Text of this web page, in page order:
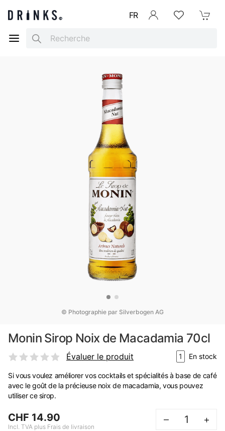
FR
Search
© Photographie par Silverbogen AG
Monin Sirop Noix de Macadamia 70cl
Évaluer le produit 1 En stock
Si vous voulez améliorer vos cocktails et spécialités à base de café
avec le goût de la précieuse noix de macadamia, vous pouvez
utiliser ce sirop.
CHF 14.90
Incl. TVA plus Frais de livraison
– +